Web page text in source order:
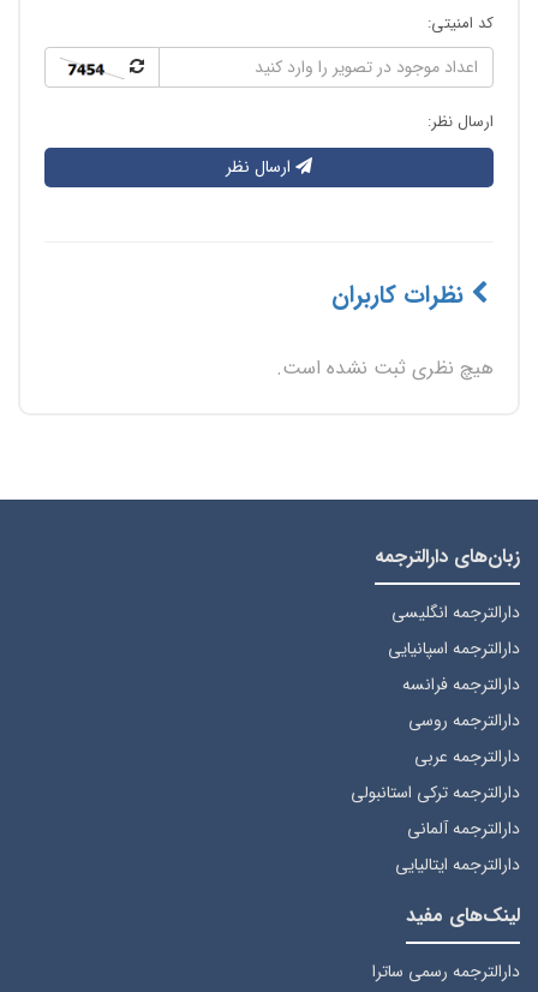
کد امنیتی:
ارسال نظر:
ارسال نظر
نظرات کاربران
هیچ نظری ثبت نشده است.
زبان‌های دارالترجمه
دارالترجمه انگلیسی
دارالترجمه اسپانیایی
دارالترجمه فرانسه
دارالترجمه روسی
دارالترجمه عربی
دارالترجمه ترکی استانبولی
دارالترجمه آلمانی
دارالترجمه ایتالیایی
لینک‌های مفید
دارالترجمه رسمی ساترا